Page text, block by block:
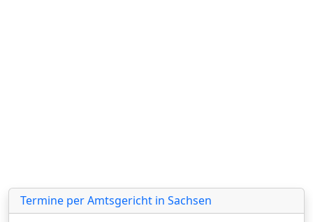
Termine per Amtsgericht in Sachsen